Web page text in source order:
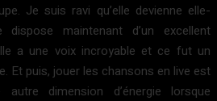
Je suis ravi qu’elle devienne elle-
maintenant d’un excellent
a une voix incroyable et ce fut un
Et puis, jouer les chansons en live est
dimension d’énergie lorsque